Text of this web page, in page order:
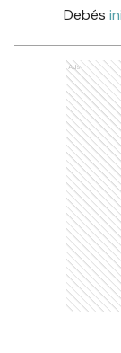
Debés
Ads